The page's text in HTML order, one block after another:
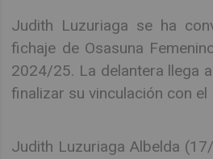
Judith Luzuriaga se ha
fichaje de Osasuna
2024/25. La delantera llega
finalizar su vinculación con el
Judith Luzuriaga Albelda